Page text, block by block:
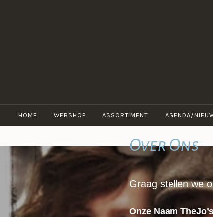
HOME WEBSHOP ASSORTIMENT AGENDA/
Over Ons
Graag stellen we
Onze Naam